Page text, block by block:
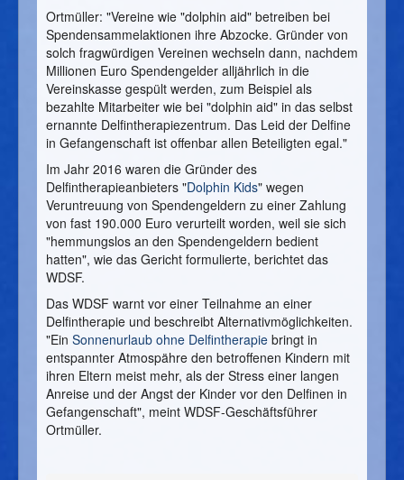
Ortmüller: "Vereine wie "dolphin aid" betreiben bei
Spendensammelaktionen ihre Abzocke. Gründer von
solch fragwürdigen Vereinen wechseln dann, nachdem
Millionen Euro Spendengelder alljährlich in die
Vereinskasse gespült werden, zum Beispiel als
bezahlte Mitarbeiter wie bei "dolphin aid" in das selbst
ernannte Delfintherapiezentrum. Das Leid der Delfine
in Gefangenschaft ist offenbar allen Beteiligten egal."
Im Jahr 2016 waren die Gründer des
Delfintherapieanbieters "Dolphin Kids" wegen
Veruntreuung von Spendengeldern zu einer Zahlung
von fast 190.000 Euro verurteilt worden, weil sie sich
"hemmungslos an den Spendengeldern bedient
hatten", wie das Gericht formulierte, berichtet das
WDSF.
Das WDSF warnt vor einer Teilnahme an einer
Delfintherapie und beschreibt Alternativmöglichkeiten.
"Ein Sonnenurlaub ohne Delfintherapie bringt in
entspannter Atmospähre den betroffenen Kindern mit
ihren Eltern meist mehr, als der Stress einer langen
Anreise und der Angst der Kinder vor den Delfinen in
Gefangenschaft", meint WDSF-Geschäftsführer
Ortmüller.